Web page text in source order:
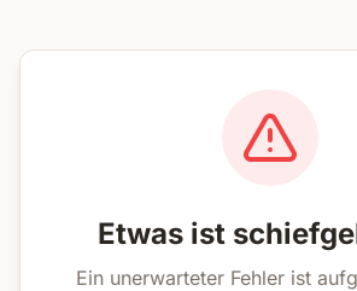
Etwas ist
Ein unerwarteter Fehler ist